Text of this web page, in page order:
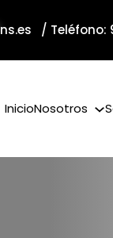
ns.es / Teléfono:
InicioNosotros